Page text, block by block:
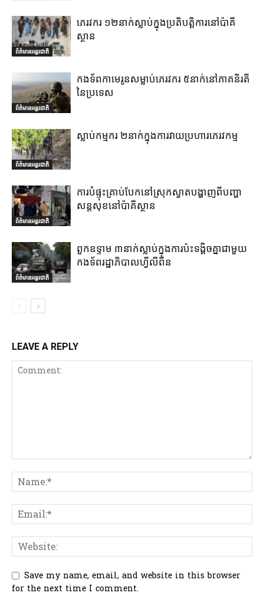
ព័ត៌មានអន្តរជាតិ
ភេរវករ ១២នាក់ស្លាប់ក្នុងប្រតិបត្តិការនៅប៉ាគី
ស្ថាន
ព័ត៌មានអន្តរជាតិ
កងទ័ពកាមេរូនសម្លាប់ភេរវករ ៥នាក់នៅភាគនិរតី
នៃប្រទេស
ព័ត៌មានអន្តរជាតិ
ស្លាប់កម្មករ ២នាក់ក្នុងការវាយប្រហារភេរវកម្ម
ព័ត៌មានអន្តរជាតិ
ការបំផ្ទុះគ្រាប់បែកនៅស្រុកស្វាតបង្ហាញពីបញ្ហា
សន្តសុខនៅប៉ាគីស្ថាន
ព័ត៌មានអន្តរជាតិ
ពួកឧទ្ទាម ៣នាក់ស្លាប់ក្នុងការប៉ះទង្គិចគ្នាជាមួយ
កងទ័ពរដ្ឋាភិបាលហ្វីលីពីន
LEAVE A REPLY
Save my name, email, and website in this browser
for the next time I comment.